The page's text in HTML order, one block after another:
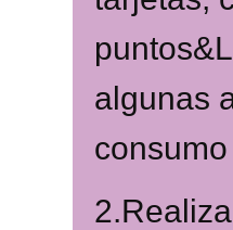
algunas